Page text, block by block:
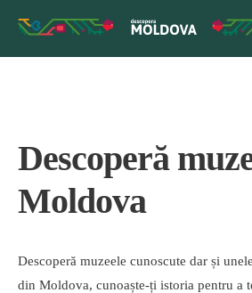
Descoperă
Moldova
Descoperă muzeele cunoscute dar și
din Moldova, cunoaște-ți istoria pentru a